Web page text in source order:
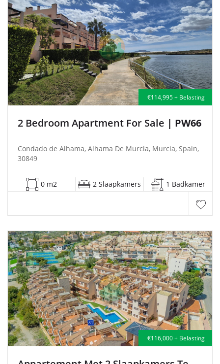
€114,995 + Belasting
2 Bedroom Apartment For Sale | PW66
Condado de Alhama, Alhama De Murcia, Murcia, Spain,
30849
0 m2 2 Slaapkamers 1 Badkamer
€116,000 + Belasting